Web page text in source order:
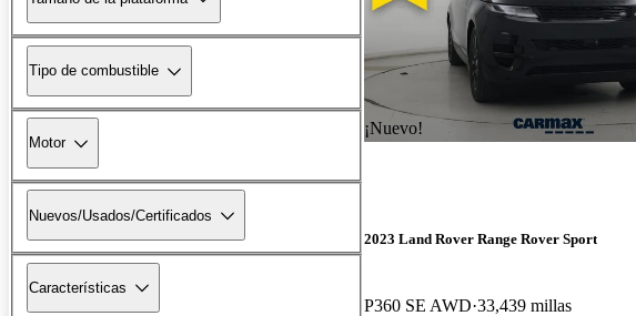
Tipo de combustible
Motor
Nuevos/Usados/Certificados
Características
¡Nuevo!
2023 Land Rover Range Rover Sport
P360 SE AWD 33,439 millas